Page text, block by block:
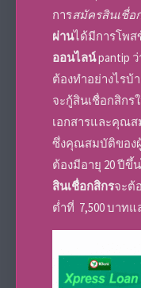
การสมัครสินเชื่อ
ผ่านได้มีการโพ
ออนไลน์pantip ว่
ต้องทำอย่างไรบ้
จะกู้สินเชื่อกสิกร
เอกสารและคุณส
ซึ่งคุณสมบัติของ
ต้องมีอายุ 20 ปีขึ้
สินเชื่อกสิกรจะต้
ต่ำที่ 7,500 บาท